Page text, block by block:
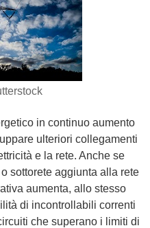
in continuo aumento
ulteriori collegamenti
e la rete. Anche se
sottorete aggiunta alla rete
aumenta, allo stesso
di incontrollabili correnti
che superano i limiti di